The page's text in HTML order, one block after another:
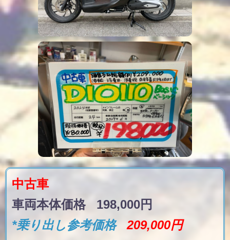
中古車
車両本体価格 198,000円
*乗り出し参考価格
209,000円